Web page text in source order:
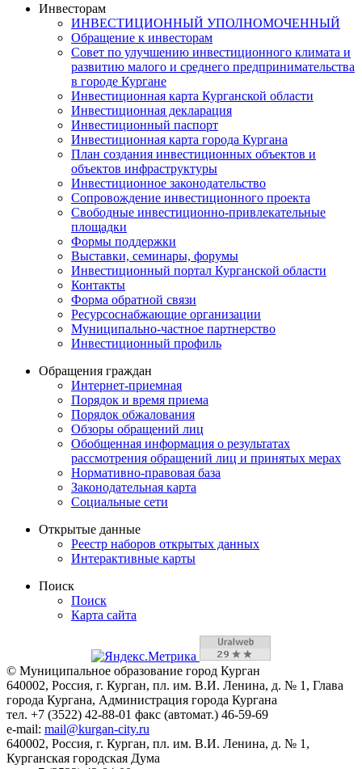
Инвесторам
ИНВЕСТИЦИОННЫЙ УПОЛНОМОЧЕННЫЙ
Обращение к инвесторам
Совет по улучшению инвестиционного климата и
развитию малого и среднего предпринимательства
в городе Кургане
Инвестиционная карта Курганской области
Инвестиционная декларация
Инвестиционный паспорт
Инвестиционная карта города Кургана
План создания инвестиционных объектов и
объектов инфраструктуры
Инвестиционное законодательство
Сопровождение инвестиционного проекта
Свободные инвестиционно-привлекательные
площадки
Формы поддержки
Выставки, семинары, форумы
Инвестиционный портал Курганской области
Контакты
Форма обратной связи
Ресурсоснабжающие организации
Муниципально-частное партнерство
Инвестиционный профиль
Обращения граждан
Интернет-приемная
Порядок и время приема
Порядок обжалования
Обзоры обращений лиц
Обобщенная информация о результатах
рассмотрения обращений лиц и принятых мерах
Нормативно-правовая база
Законодательная карта
Социальные сети
Открытые данные
Реестр наборов открытых данных
Интерактивные карты
Поиск
Поиск
Карта сайта
© Муниципальное образование город Курган
640002, Россия, г. Курган, пл. им. В.И. Ленина, д. № 1, Глава
города Кургана, Администрация города Кургана
тел. +7 (3522) 42-88-01 факс (автомат.) 46-59-69
e-mail: mail@kurgan-city.ru
640002, Россия, г. Курган, пл. им. В.И. Ленина, д. № 1,
Курганская городская Дума